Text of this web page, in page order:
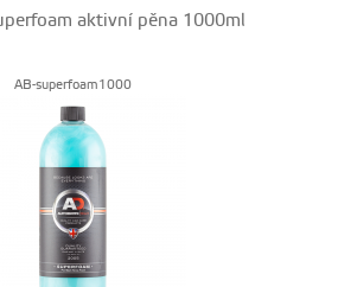
aktivní pěna 1000ml
AB-superfoam1000